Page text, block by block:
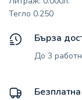
Тегло 0.250
Бърза
До 3